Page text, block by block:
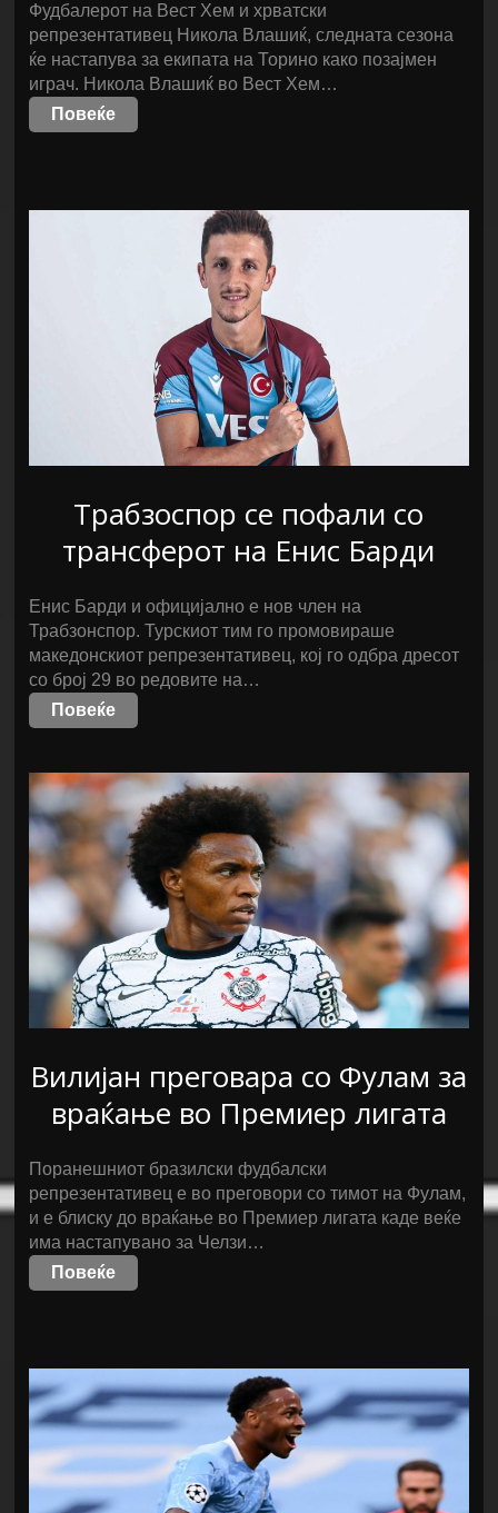
Фудбалерот на Вест Хем и хрватски
репрезентативец Никола Влашиќ, следната сезона
ќе настапува за екипата на Торино како позајмен
играч. Никола Влашиќ во Вест Хем…
Повеќе
Трабзоспор се пофали со
трансферот на Енис Барди
Енис Барди и официјално е нов член на
Трабзонспор. Турскиот тим го промовираше
македонскиот репрезентативец, кој го одбра дресот
со број 29 во редовите на…
Повеќе
Вилијан преговара со Фулам за
враќање во Премиер лигата
Поранешниот бразилски фудбалски
репрезентативец е во преговори со тимот на Фулам,
и е блиску до враќање во Премиер лигата каде веќе
има настапувано за Челзи…
Повеќе